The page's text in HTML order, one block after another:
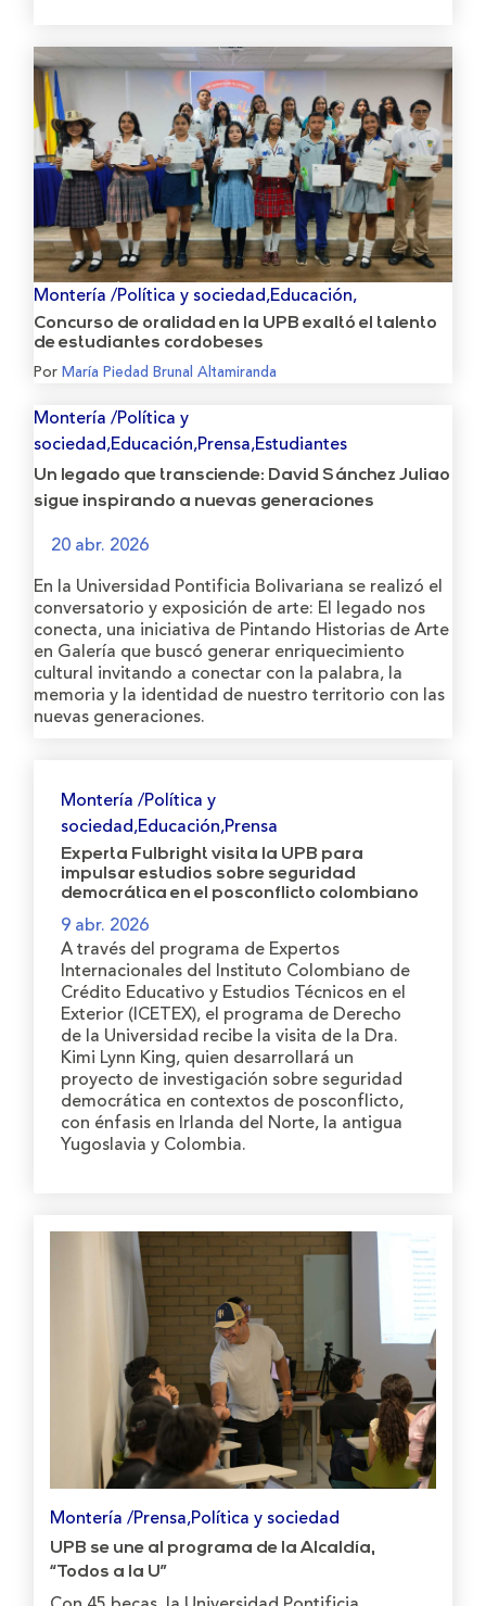
Montería /Política y sociedad,Educación,
Concurso de oralidad en la UPB exaltó el talento
de estudiantes cordobeses
PorMaría Piedad Brunal Altamiranda
Montería /Política y
sociedad,Educación,Prensa,Estudiantes
Un legado que transciende: David Sánchez Juliao
sigue inspirando a nuevas generaciones
20 abr. 2026
En la Universidad Pontificia Bolivariana se realizó el
conversatorio y exposición de arte: El legado nos
conecta, una iniciativa de Pintando Historias de Arte
en Galería que buscó generar enriquecimiento
cultural invitando a conectar con la palabra, la
memoria y la identidad de nuestro territorio con las
nuevas generaciones.
Montería /Política y
sociedad,Educación,Prensa
Experta Fulbright visita la UPB para
impulsar estudios sobre seguridad
democrática en el posconflicto colombiano
9 abr. 2026
A través del programa de Expertos
Internacionales del Instituto Colombiano de
Crédito Educativo y Estudios Técnicos en el
Exterior (ICETEX), el programa de Derecho
de la Universidad recibe la visita de la Dra.
Kimi Lynn King, quien desarrollará un
proyecto de investigación sobre seguridad
democrática en contextos de posconflicto,
con énfasis en Irlanda del Norte, la antigua
Yugoslavia y Colombia.
Montería /Prensa,Política y sociedad
UPB se une al programa de la Alcaldía,
“Todos a la U”